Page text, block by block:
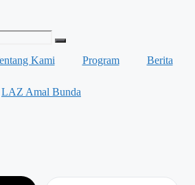
Kami Program Berita
LAZ Amal Bunda